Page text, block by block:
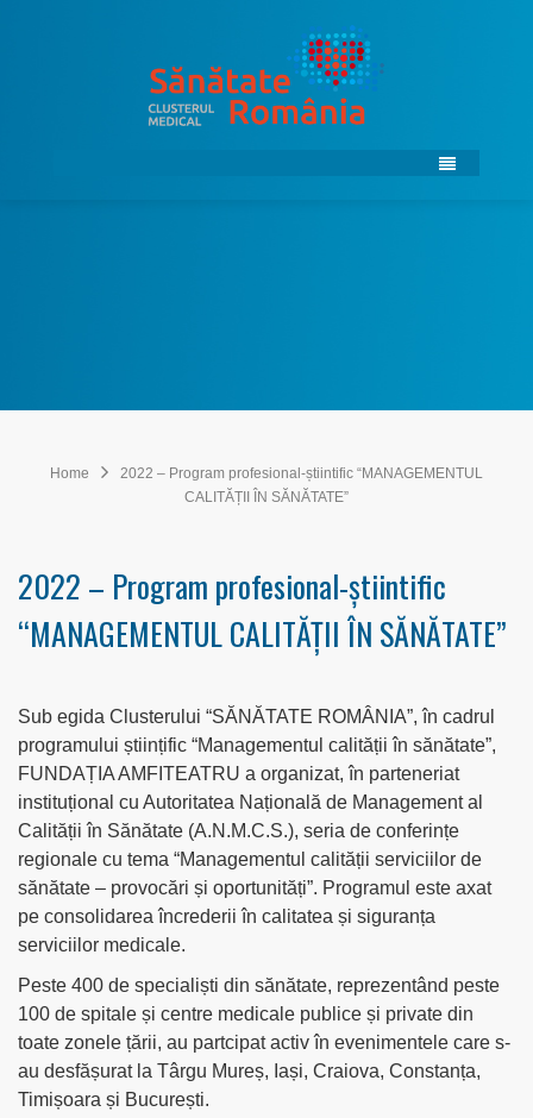
Home
2022 – Program profesional-știintific “MANAGEMENTUL
CALITĂȚII ÎN SĂNĂTATE”
2022 – Program profesional-știintific
“MANAGEMENTUL CALITĂȚII ÎN SĂNĂTATE”
Sub egida Clusterului “SĂNĂTATE ROMÂNIA”, în cadrul
programului științific “Managementul calității în sănătate”,
FUNDAȚIA AMFITEATRU a organizat, în parteneriat
instituțional cu Autoritatea Națională de Management al
Calității în Sănătate (A.N.M.C.S.), seria de conferințe
regionale cu tema “Managementul calității serviciilor de
sănătate – provocări și oportunități”. Programul este axat
pe consolidarea încrederii în calitatea și siguranța
serviciilor medicale.
Peste 400 de specialiști din sănătate, reprezentând peste
100 de spitale și centre medicale publice și private din
toate zonele țării, au partcipat activ în evenimentele care s-
au desfășurat la Târgu Mureș, Iași, Craiova, Constanța,
Timișoara și București.